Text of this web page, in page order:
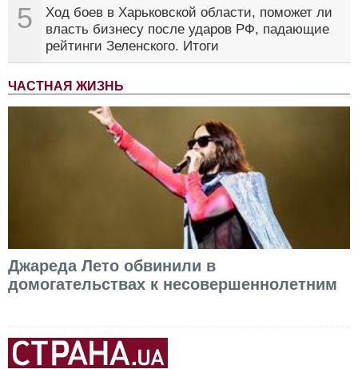
5
Ход боев в Харьковской области, поможет ли
власть бизнесу после ударов РФ, падающие
рейтинги Зеленского. Итоги
ЧАСТНАЯ ЖИЗНЬ
Джареда Лето обвинили в
домогательствах к несовершеннолетним